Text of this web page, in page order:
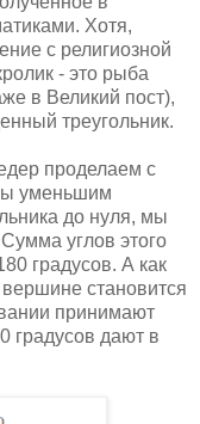
Хотя,
с религиозной
- это рыба
в Великий пост),
треугольник.
проделаем с
уменьшим
до нуля, мы
углов этого
градусов. А как
становится
принимают
градусов дают в